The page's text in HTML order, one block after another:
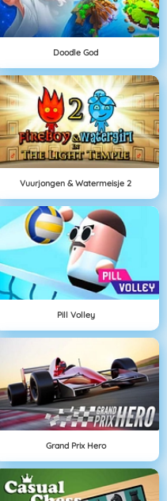
Doodle God
Vuurjongen & Watermeisje 2
Pill Volley
Grand Prix Hero